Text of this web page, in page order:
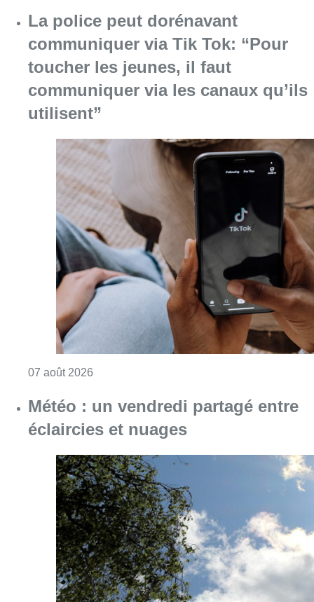
La police peut dorénavant
communiquer via Tik Tok: “Pour
toucher les jeunes, il faut
communiquer via les canaux qu’ils
utilisent”
07 août 2026
Météo : un vendredi partagé entre
éclaircies et nuages